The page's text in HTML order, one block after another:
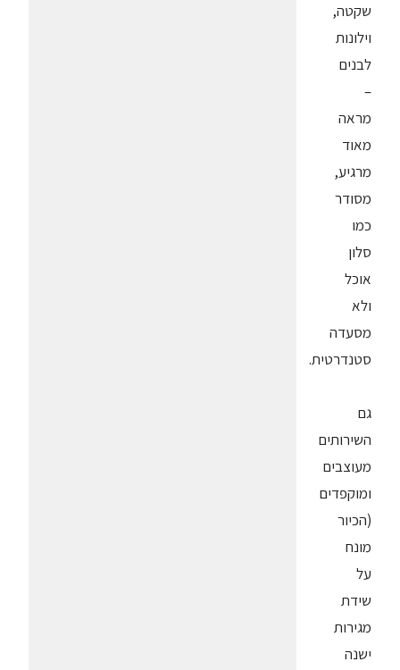
שקטה,
וילונות
לבנים
–
מראה
מאוד
מרגיע,
מסודר
כמו
סלון
אוכל
ולא
מסעדה
סטנדרטית.
גם
השירותים
מעוצבים
ומוקפדים
(הכיור
מונח
על
שידת
מגירות
ישנה